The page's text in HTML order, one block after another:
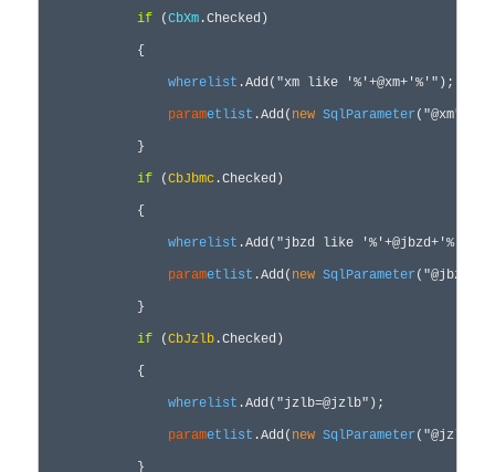
if (CbXm .Checked)
            {
wherelist .Add( "xm like '%'+@xm+'%' " );
parametlist .Add( new SqlParameter ( "@xm"
            }
if (CbJbmc .Checked)
            {
wherelist .Add( "jbzd like '%'+@jbzd+'%'
parametlist .Add( new SqlParameter ( "@jbzd
            }
if (CbJzlb .Checked)
            {
wherelist .Add( "jzlb=@jzlb" );
parametlist .Add( new SqlParameter ( "@jzlb
            }